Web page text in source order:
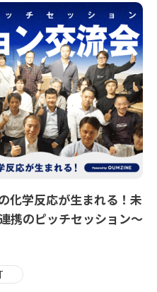
化学反応が生まれる！未
携のピッチセッション〜